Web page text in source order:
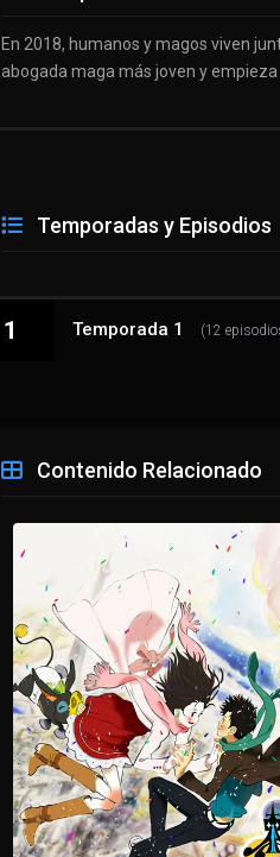
En 2018, humanos y magos viven
abogada maga más joven y
Temporadas y Episodios
1 Temporada 1 (12
1 - 1 Lady Justice: Sword and
1 - 2 Hard Case
Love and Hate
1 - 4 Personality Crisis
1 - 5 Six Nine
1 - 6 Hero Show
1 - 7 Maple Leaf in Canada
Contenido Relacionado